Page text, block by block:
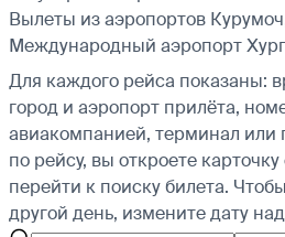
Вылеты из аэропортов
Международный аэропорт
Для каждого рейса показаны:
город и аэропорт прилёта,
авиакомпанией, терминал или
по рейсу, вы откроете
перейти к поиску билета.
другой день, измените дату